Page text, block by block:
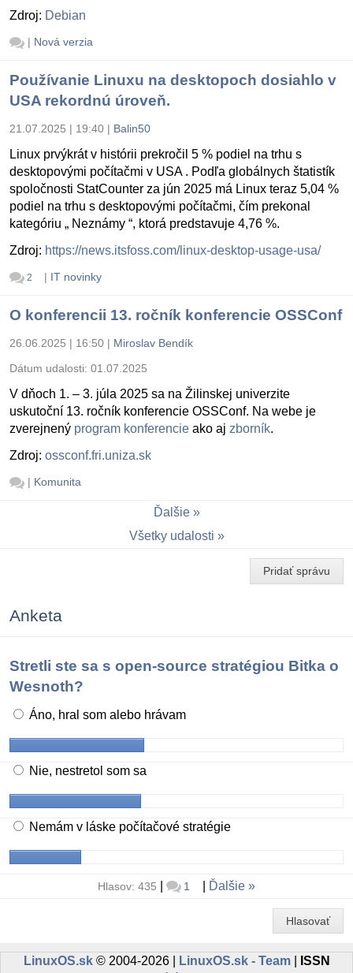
Zdroj: Debian
| Nová verzia
Používanie Linuxu na desktopoch dosiahlo v
USA rekordnú úroveň.
21.07.2025 | 19:40 | Balin50
Linux prvýkrát v histórii prekročil 5 % podiel na trhu s
desktopovými počítačmi v USA . Podľa globálnych štatistík
spoločnosti StatCounter za jún 2025 má Linux teraz 5,04 %
podiel na trhu s desktopovými počítačmi, čím prekonal
kategóriu „ Neznámy “, ktorá predstavuje 4,76 %.
Zdroj: https://news.itsfoss.com/linux-desktop-usage-usa/
2 | IT novinky
O konferencii 13. ročník konferencie OSSConf
26.06.2025 | 16:50 | Miroslav Bendík
Dátum udalosti: 01.07.2025
V dňoch 1. – 3. júla 2025 sa na Žilinskej univerzite
uskutoční 13. ročník konferencie OSSConf. Na webe je
zverejnený program konferencie ako aj zborník.
Zdroj: ossconf.fri.uniza.sk
| Komunita
Ďalšie
Všetky udalosti
Pridať správu
Anketa
Stretli ste sa s open-source stratégiou Bitka o
Wesnoth?
Áno, hral som alebo hrávam
Nie, nestretol som sa
Nemám v láske počítačové stratégie
Hlasov: 435 1 Ďalšie
Hlasovať
LinuxOS.sk© 2004-2026 | LinuxOS.sk - Team|
ISSN